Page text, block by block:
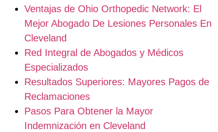
Ventajas de Ohio Orthopedic Network: El
Mejor Abogado De Lesiones Personales En
Cleveland
Red Integral de Abogados y Médicos
Especializados
Resultados Superiores: Mayores Pagos de
Reclamaciones
Pasos Para Obtener la Mayor
Indemnización en Cleveland